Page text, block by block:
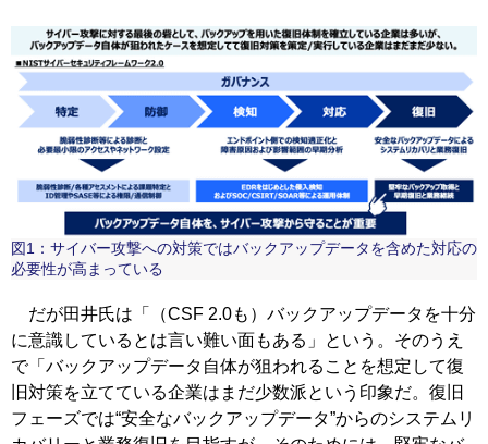
図1：サイバー攻撃への対策ではバックアップデータを含めた対応の
必要性が高まっている
だが田井氏は「（CSF 2.0も）バックアップデータを十分
に意識しているとは言い難い面もある」という。そのうえ
で「バックアップデータ自体が狙われることを想定して復
旧対策を立てている企業はまだ少数派という印象だ。復旧
フェーズでは“安全なバックアップデータ”からのシステムリ